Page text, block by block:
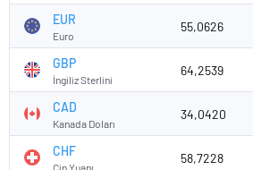
EUR
Euro
55,0626
GBP
İngiliz Sterlini
64,2539
CAD
Kanada Doları
34,0420
CHF
Çin Yuanı
58,7228